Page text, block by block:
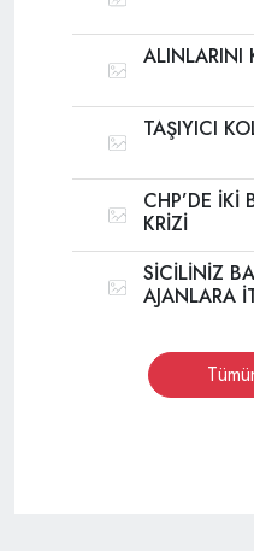
ALINLARINI
TAŞIYICI
CHP’DE İKİ
KRİZİ
SİCİLİNİZ
AJANLARA